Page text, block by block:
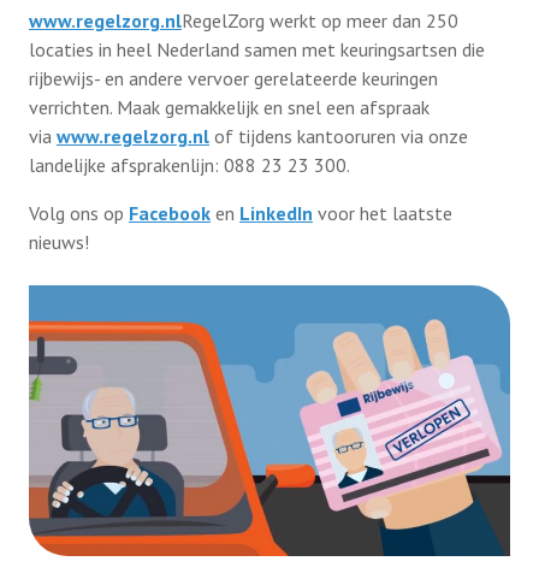
www.regelzorg.nlRegelZorg werkt op meer dan 250
locaties in heel Nederland samen met keuringsartsen die
rijbewijs- en andere vervoer gerelateerde keuringen
verrichten. Maak gemakkelijk en snel een afspraak
via www.regelzorg.nl of tijdens kantooruren via onze
landelijke afsprakenlijn: 088 23 23 300.
Volg ons op Facebook en LinkedIn voor het laatste
nieuws!